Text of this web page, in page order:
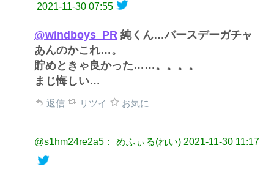
2021-11-30 07:55
@windboys_PR 純くん…バースデーガチャ
あんのかこれ…。
貯めときゃ良かった……。。。。
まじ悔しい…
返信 リツイ お気に
@s1hm24re2a5： めふぃる(れい) 2021-11-30 11:17